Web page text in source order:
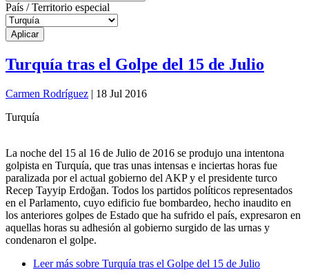
País / Territorio especial
Turquía tras el Golpe del 15 de Julio
Carmen Rodríguez | 18 Jul 2016
Turquía
La noche del 15 al 16 de Julio de 2016 se produjo una intentona
golpista en Turquía, que tras unas intensas e inciertas horas fue
paralizada por el actual gobierno del AKP y el presidente turco
Recep Tayyip Erdoğan. Todos los partidos políticos representados
en el Parlamento, cuyo edificio fue bombardeo, hecho inaudito en
los anteriores golpes de Estado que ha sufrido el país, expresaron en
aquellas horas su adhesión al gobierno surgido de las urnas y
condenaron el golpe.
Leer más sobre Turquía tras el Golpe del 15 de Julio